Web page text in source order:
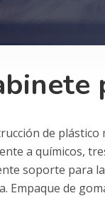
de plástico
a químicos,
soporte para
Empaque de